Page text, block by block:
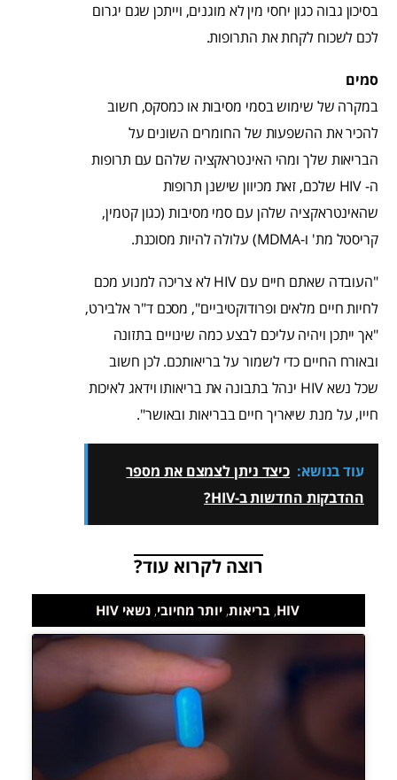
בסיכון גבוה כגון יחסי מין לא מוגנים, וייתכן שגם יגרום
לכם לשכוח לקחת את התרופות.
סמים
במקרה של שימוש בסמי מסיבות או כמסקס, חשוב
להכיר את ההשפעות של החומרים השונים על
הבריאות שלך ומהי האינטראקציה שלהם עם תרופות
ה- HIV שלכם, זאת מכיוון שישנן תרופות
שהאינטראקציה שלהן עם סמי מסיבות (כגון קטמין,
קריסטל מת' ו-MDMA) עלולה להיות מסוכנת.
"העובדה שאתם חיים עם HIV לא צריכה למנוע מכם
לחיות חיים מלאים ופרודוקטיביים", מסכם ד"ר אלבירט,
"אך ייתכן ויהיה עליכם לבצע כמה שינויים בתזונה
ובאורח החיים כדי לשמור על בריאותכם. לכן חשוב
שכל נשא HIV ינהל בתבונה את בריאותו וידאג לאיכות
חייו, על מנת שיאריך חיים בבריאות ובאושר".
עוד בנושא: כיצד ניתן לצמצם את מספר
ההדבקות החדשות ב-HIV?
רוצה לקרוא עוד?
HIV
, בריאות, יותר מחיובי, נשאי HIV